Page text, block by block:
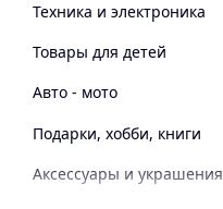
Техника и электроника
Товары для детей
Авто - мото
Подарки, хобби, книги
Аксессуары и украшения